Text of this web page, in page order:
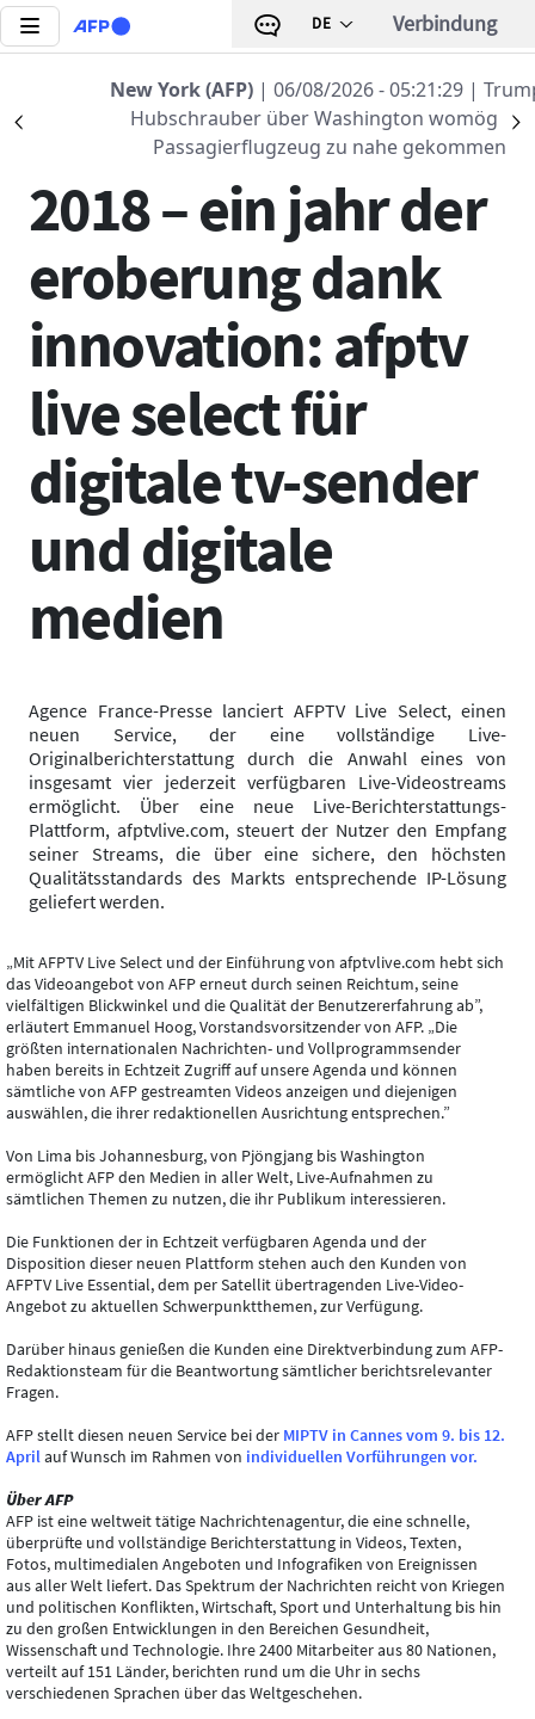
Direkt zum Inhalt DE Verbindung
New York (AFP)| 06/08/2026 - 05:21:29| Trump-
Hubschrauber über Washington womöglich
Passagierflugzeug zu nahe gekommen
Zurück zur Liste
29 MÄRZ 2018 - 19:14
2018 – ein jahr der
eroberung dank
innovation: afptv
live select für
digitale tv-sender
und digitale
medien
Agence France-Presse lanciert AFPTV Live Select, einen
neuen Service, der eine vollständige Live-
Originalberichterstattung durch die Anwahl eines von
insgesamt vier jederzeit verfügbaren Live-Videostreams
ermöglicht. Über eine neue Live-Berichterstattungs-
Plattform, afptvlive.com, steuert der Nutzer den Empfang
seiner Streams, die über eine sichere, den höchsten
Qualitätsstandards des Markts entsprechende IP-Lösung
geliefert werden.
„Mit AFPTV Live Select und der Einführung von afptvlive.com hebt sich
das Videoangebot von AFP erneut durch seinen Reichtum, seine
vielfältigen Blickwinkel und die Qualität der Benutzererfahrung ab”,
erläutert Emmanuel Hoog, Vorstandsvorsitzender von AFP. „Die
größten internationalen Nachrichten- und Vollprogrammsender
haben bereits in Echtzeit Zugriff auf unsere Agenda und können
sämtliche von AFP gestreamten Videos anzeigen und diejenigen
auswählen, die ihrer redaktionellen Ausrichtung entsprechen.”
Von Lima bis Johannesburg, von Pjöngjang bis Washington
ermöglicht AFP den Medien in aller Welt, Live-Aufnahmen zu
sämtlichen Themen zu nutzen, die ihr Publikum interessieren.
Die Funktionen der in Echtzeit verfügbaren Agenda und der
Disposition dieser neuen Plattform stehen auch den Kunden von
AFPTV Live Essential, dem per Satellit übertragenden Live-Video-
Angebot zu aktuellen Schwerpunktthemen, zur Verfügung.
Darüber hinaus genießen die Kunden eine Direktverbindung zum AFP-
Redaktionsteam für die Beantwortung sämtlicher berichtsrelevanter
Fragen.
AFP stellt diesen neuen Service bei der MIPTV in Cannes vom 9. bis 12.
Aprilauf Wunsch im Rahmen von individuellen Vorführungen vor.
Über AFP
AFP ist eine weltweit tätige Nachrichtenagentur, die eine schnelle,
überprüfte und vollständige Berichterstattung in Videos, Texten,
Fotos, multimedialen Angeboten und Infografiken von Ereignissen
aus aller Welt liefert. Das Spektrum der Nachrichten reicht von Kriegen
und politischen Konflikten, Wirtschaft, Sport und Unterhaltung bis hin
zu den großen Entwicklungen in den Bereichen Gesundheit,
Wissenschaft und Technologie. Ihre 2400 Mitarbeiter aus 80 Nationen,
verteilt auf 151 Länder, berichten rund um die Uhr in sechs
verschiedenen Sprachen über das Weltgeschehen.